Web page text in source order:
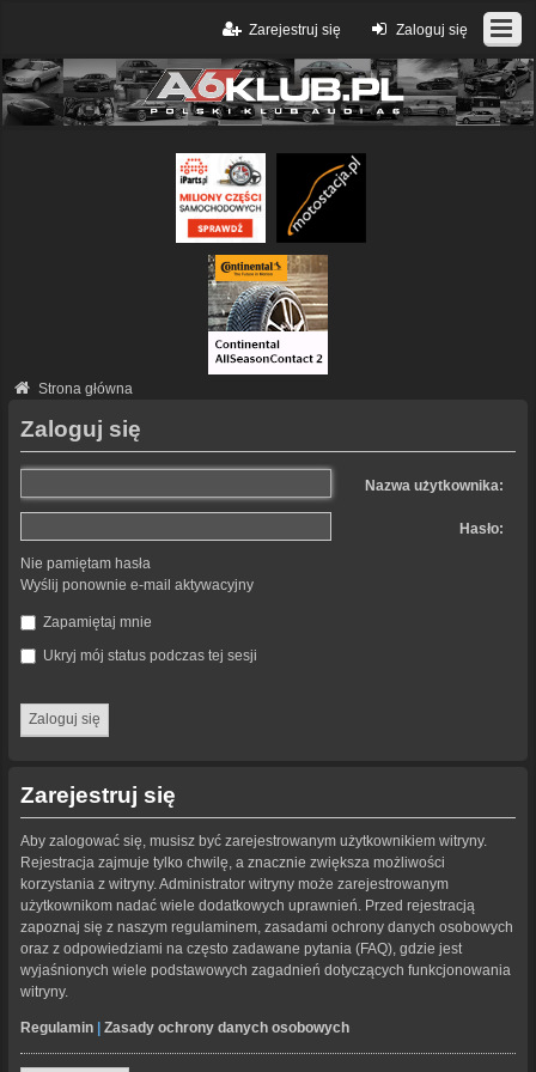
Zaloguj się
Zarejestruj się
Strona główna
Zaloguj się
Nazwa użytkownika:
Hasło:
Nie pamiętam hasła
Wyślij ponownie e-mail aktywacyjny
Zapamiętaj mnie
Ukryj mój status podczas tej sesji
Zarejestruj się
Aby zalogować się, musisz być zarejestrowanym użytkownikiem witryny.
Rejestracja zajmuje tylko chwilę, a znacznie zwiększa możliwości
korzystania z witryny. Administrator witryny może zarejestrowanym
użytkownikom nadać wiele dodatkowych uprawnień. Przed rejestracją
zapoznaj się z naszym regulaminem, zasadami ochrony danych osobowych
oraz z odpowiedziami na często zadawane pytania (FAQ), gdzie jest
wyjaśnionych wiele podstawowych zagadnień dotyczących funkcjonowania
witryny.
Regulamin Zasady ochrony danych osobowych